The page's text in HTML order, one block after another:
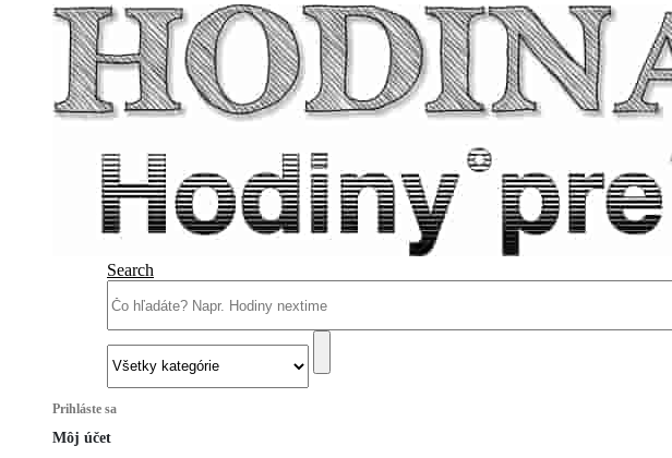
Search
Prihláste sa
Môj účet